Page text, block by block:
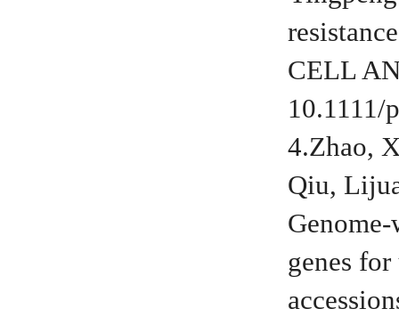
CELL
10.1111/
4.Zhao,
Qiu,
genes